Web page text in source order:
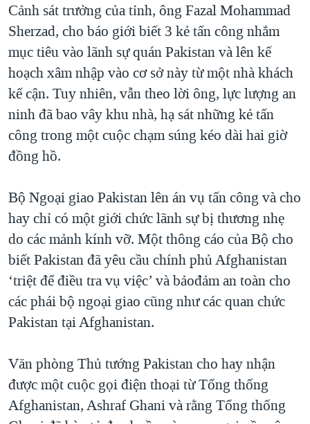
Cảnh sát trưởng của tỉnh, ông Fazal Mohammad
Sherzad, cho báo giới biết 3 kẻ tấn công nhắm
mục tiêu vào lãnh sự quán Pakistan và lên kế
hoạch xâm nhập vào cơ sở này từ một nhà khách
kế cận. Tuy nhiên, vẫn theo lời ông, lực lượng an
ninh đã bao vây khu nhà, hạ sát những kẻ tấn
công trong một cuộc chạm súng kéo dài hai giờ
đồng hồ.
Bộ Ngoại giao Pakistan lên án vụ tấn công và cho
hay chỉ có một giới chức lãnh sự bị thương nhẹ
do các mảnh kính vỡ. Một thông cáo của Bộ cho
biết Pakistan đã yêu cầu chính phủ Afghanistan
‘triệt để điều tra vụ việc’ và bảođảm an toàn cho
các phái bộ ngoại giao cũng như các quan chức
Pakistan tại Afghanistan.
Văn phòng Thủ tướng Pakistan cho hay nhận
được một cuộc gọi điện thoại từ Tổng thống
Afghanistan, Ashraf Ghani và rằng Tổng thống